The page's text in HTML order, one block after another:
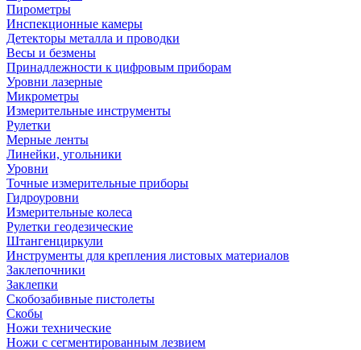
Пирометры
Инспекционные камеры
Детекторы металла и проводки
Весы и безмены
Принадлежности к цифровым приборам
Уровни лазерные
Микрометры
Измерительные инструменты
Рулетки
Мерные ленты
Линейки, угольники
Уровни
Точные измерительные приборы
Гидроуровни
Измерительные колеса
Рулетки геодезические
Штангенциркули
Инструменты для крепления листовых материалов
Заклепочники
Заклепки
Скобозабивные пистолеты
Скобы
Ножи технические
Ножи с сегментированным лезвием